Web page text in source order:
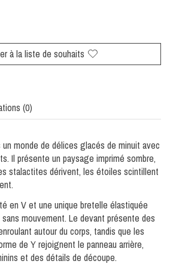
à la liste de souhaits
(0)
monde de délices glacés de minuit avec
Il présente un paysage imprimé sombre,
stalactites dérivent, les étoiles scintillent
en Vet une unique bretelle élastiquée
mouvement. Le devant présente des
autour du corps, tandis que les
de Yrejoignent le panneau arrière,
et des détails de découpe.